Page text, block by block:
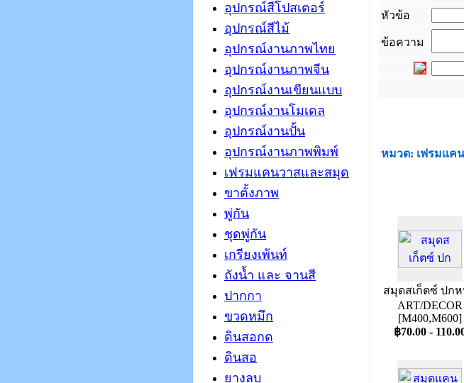
อุปกรณ์สีโปสเตอร์
อุปกรณ์สีไม้
อุปกรณ์งานภาพไทย
อุปกรณ์งานภาพจีน
อุปกรณ์งานเขียนแบบ
อุปกรณ์งานโมเดล
อุปกรณ์งานปั้น
อุปกรณ์งานภาพพิมพ์
เฟรมแคนวาสและสมุด
ขาตั้งภาพ
พู่กัน
ชุดพู่กัน
เกรียงเพ้นท์
ถังน้ำ และ จานสี
ปากกา
ขวดหมึก
ดินสอกด
ดินสอ
ยางลบ
หัวข้อ
ข้อความ
หมวด: เฟรมแค
สมุดสเก็ตซ์ ปกห
ART/DECOR
[M400,M600]
฿70.00 -